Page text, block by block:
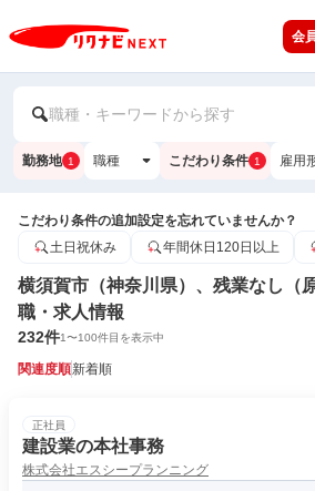
会
職種・キーワードから探す
勤務地 1 職種 こだわり条件 1 雇用
こだわり条件の追加設定を忘れていませんか？
土日祝休み
年間休日120日以上
横須賀市（神奈川県）、残業なし（
職・求人情報
232件1〜100件目を表示中
関連度順新着順
正社員
建設業の本社事務
株式会社エスシープランニング